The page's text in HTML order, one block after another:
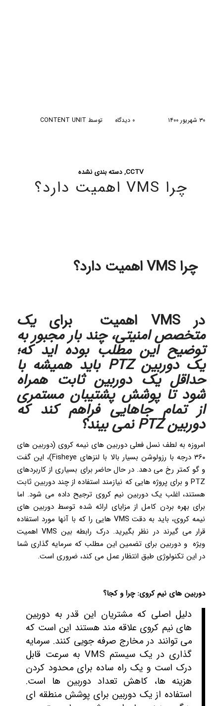
۳۰ شهریور ۱۴۰۰ / ۰ دیدگاه توسط CONTENT UNIT
CCTV
,دسته بندی نشده
چرا VMS اهمیت دارد؟
چرا VMS اهمیت دارد؟
در VMS اهمیت برای یک
متخصص امنیتی، چند بار مجبور به
توضیح این مطلب بوده اید که؛
یکدوربین PTZ باید همیشه با
حداقل یک دوربین ثابت همراه
شود تا پوشش پشتیبان مستمری
از تمام جاهایی فراهم کند که
دوربین PTZ نمی بیند؟
امروزه به لطف نسل فعلی دوربین های نیمه کروی‌ (دوربین های
۳۶۰ درجه با رزولوشن بسیار بالا با لنزهای Fisheye)، این گفت
و گو کمتر رخ می دهد. در حال حاضر برای بسیاری از کاربردهای
PTZ و برای پروژه هایی که نیازمند استفاده از چند دوربین ثابت
هستند، اغلب یک دوربین نیم کروی ترجیح داده می شود. اما
برای بهره بردن کامل از مزایای ارائه شده توسط دوربین های
نیمه کروی، باید به دقت VMS هایی را که با آنها مورد استفاده
قرار می گیرند در نظر بگیرید. درک رابطه بین VMS اهمیت
ویژه و دوربین برای تضمین این مطلب که سرمایه گذاری شما
در این تکنولوژی طبق انتظار عمل می کند، ضروری است.
دوربین های نیم کروی: چرا و کجا؟
دلیل اصلی که مشتریان این قدر به دوربین
های نیم کروی علاقه مند هستند این است که
می توانند در مخارج صرفه جویی کنند. سرمایه
گذاری در یک سیستم VMS به سرعت قابل
درک است و یک راه ساده برای محدود کردن
هزینه ها، کاهش تعداد دوربین ها است.
استفاده از یک دوربین برای پوشش منطقه ای